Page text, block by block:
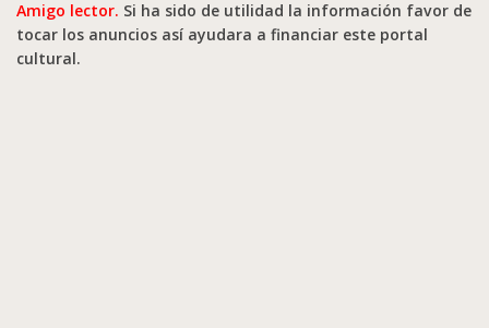
Amigo lector. Si ha sido de utilidad la información favor de
tocar los anuncios así ayudara a financiar este portal
cultural.